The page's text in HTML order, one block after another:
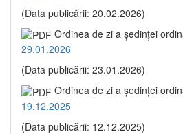
(Data publicării: 20.02.2026)
Ordinea de zi a şedinţei
29.01.2026
(Data publicării: 23.01.2026)
Ordinea de zi a şedinţei
19.12.2025
(Data publicării: 12.12.2025)